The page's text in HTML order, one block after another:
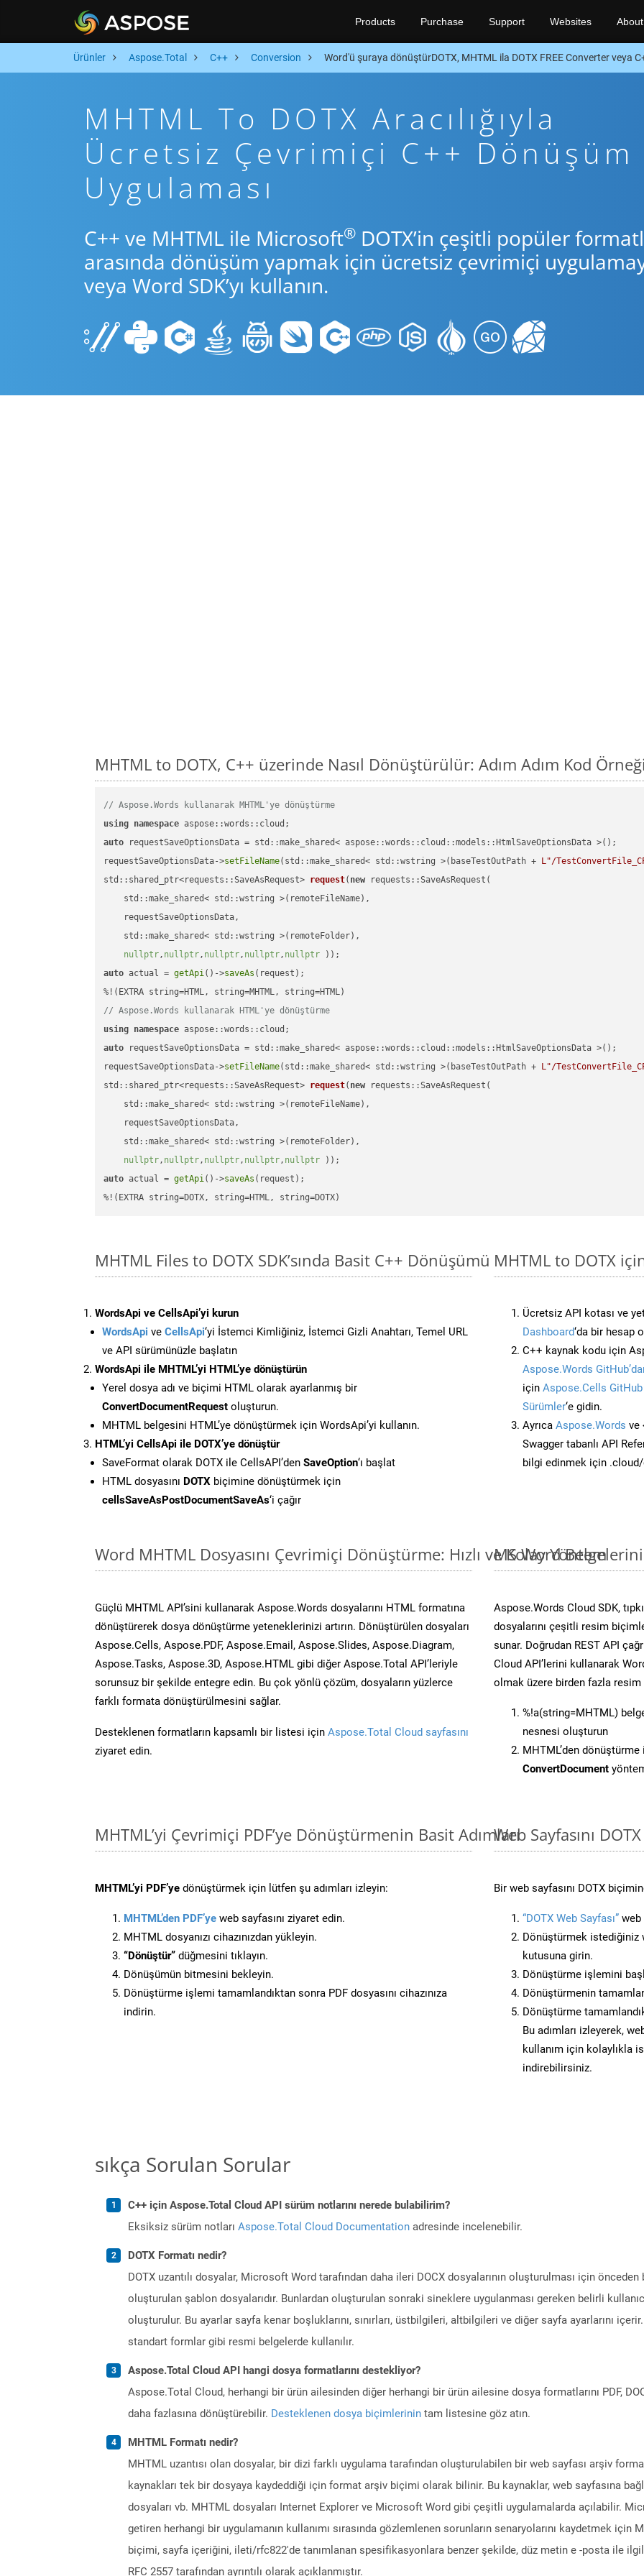
Products Purchase Support Websites About
Ürünler Aspose.Total C++ Conversion Word'ü şuraya dönüştürDOTX, MHTML ila DOTX FREE Converter veya
MHTML To DOTX Aracılığıyla
Ücretsiz Çevrimiçi C++ Dönüşüm
Uygulaması
C++ ve MHTML ile Microsoft® DOTX’in çeşitli popüler
arasında dönüşüm yapmak için ücretsiz çevrimiçi
veya Word SDK’yı kullanın.
MHTML to DOTX, C++ üzerinde Nasıl Dönüştürülür: Adım Adım Kod Örneği
// Aspose.Words kullanarak MHTML'ye dönüştürme
using namespace
auto requestSaveOptionsData = std::make_shared< aspose::words::cloud::models::HtmlSaveOptionsData >();
requestSaveOptionsData->setFileName(std::make_shared< std::wstring >(baseTestOutPath + L"/
std::shared_ptr<requests::SaveAsRequest> request( new requests::SaveAsRequest(
    std::make_shared< std::wstring >(remoteFileName),
    requestSaveOptionsData,
    std::make_shared< std::wstring >(remoteFolder),
nullptr, nullptr, nullptr, nullptr, nullptr ))
auto actual = getApi()->saveAs (request);
// Aspose.Words kullanarak HTML'ye dönüştürme
using namespace
auto requestSaveOptionsData = std::make_shared< aspose::words::cloud::models::HtmlSaveOptionsData >();
requestSaveOptionsData->setFileName(std::make_shared< std::wstring >(baseTestOutPath + L"/
std::shared_ptr<requests::SaveAsRequest> request( new requests::SaveAsRequest(
    std::make_shared< std::wstring >(remoteFileName),
    requestSaveOptionsData,
    std::make_shared< std::wstring >(remoteFolder),
nullptr, nullptr, nullptr, nullptr, nullptr ))
auto actual = getApi()->saveAs (request);
%!(EXTRA string=DOTX, string=HTML, string=DOTX)
MHTML Files to DOTX SDK’sında Basit C++ Dönüşümü
WordsApi ve CellsApi’yi kurun
WordsApi ve CellsApi‘yi İstemci Kimliğiniz, İstemci Gizli Anahtarı, Temel URL
ve API sürümünüzle başlatın
WordsApi ile MHTML’yi HTML’ye dönüştürün
Yerel dosya adı ve biçimi HTML olarak ayarlanmış bir
ConvertDocumentRequest oluşturun.
MHTML belgesini HTML’ye dönüştürmek için WordsApi’yi kullanın.
HTML’yi CellsApi ile DOTX’ye dönüştür
SaveFormat olarak DOTX ile CellsAPI’den SaveOption‘ı başlat
HTML dosyasını DOTX biçimine dönüştürmek için
cellsSaveAsPostDocumentSaveAs‘i çağır
MHTML to DOTX
Ücretsiz API kotası ve
Dashboard‘da bir hesap
C++ kaynak kodu için
Aspose.Words
için Aspose.Cells GitHub
Sürümler‘e gidin.
Ayrıca Aspose.Words ve
Swagger tabanlı API
bilgi edinmek için
Word MHTML Dosyasını Çevrimiçi Dönüştürme: Hızlı ve Kolay Yöntem
Güçlü MHTML API’sini kullanarak Aspose.Words dosyalarını HTML formatına
dönüştürerek dosya dönüştürme yeteneklerinizi artırın. Dönüştürülen dosyaları
Aspose.Cells, Aspose.PDF, Aspose.Email, Aspose.Slides, Aspose.Diagram,
Aspose.Tasks, Aspose.3D, Aspose.HTML gibi diğer Aspose.Total API’leriyle
sorunsuz bir şekilde entegre edin. Bu çok yönlü çözüm, dosyaların yüzlerce
farklı formata dönüştürülmesini sağlar.
Desteklenen formatların kapsamlı bir listesi için Aspose.Total Cloud sayfasını
ziyaret edin.
MS Word
Aspose.Words Cloud SDK,
dosyalarını çeşitli resim
sunar. Doğrudan REST API
Cloud API’lerini kullanarak
olmak üzere birden fazla
%!a(string=MHTML)
nesnesi oluşturun
MHTML’den
ConvertDocument
MHTML’yi Çevrimiçi PDF’ye Dönüştürmenin Basit Adımları
MHTML’yi PDF’ye dönüştürmek için lütfen şu adımları izleyin:
MHTML’den PDF’ye web sayfasını ziyaret edin.
MHTML dosyanızı cihazınızdan yükleyin.
“Dönüştür” düğmesini tıklayın.
Dönüşümün bitmesini bekleyin.
Dönüştürme işlemi tamamlandıktan sonra PDF dosyasını cihazınıza
indirin.
Web Sayfasını
Bir web sayfasını DOTX
“DOTX Web Sayfası” web
Dönüştürmek istediğiniz
kutusuna girin.
Dönüştürme işlemini
Dönüştürmenin
Dönüştürme
Bu adımları izleyerek,
kullanım için kolaylıkla
indirebilirsiniz.
sıkça Sorulan Sorular
C++ için Aspose.Total Cloud API sürüm notlarını nerede bulabilirim?
Eksiksiz sürüm notları Aspose.Total Cloud Documentation adresinde incelenebilir.
DOTX Formatı nedir?
DOTX uzantılı dosyalar, Microsoft Word tarafından daha ileri DOCX dosyalarının oluşturulması için
oluşturulan şablon dosyalarıdır. Bunlardan oluşturulan sonraki sineklere uygulanması gereken belirli
oluşturulur. Bu ayarlar sayfa kenar boşluklarını, sınırları, üstbilgileri, altbilgileri ve diğer sayfa ayarlarını
standart formlar gibi resmi belgelerde kullanılır.
Aspose.Total Cloud API hangi dosya formatlarını destekliyor?
Aspose.Total Cloud, herhangi bir ürün ailesinden diğer herhangi bir ürün ailesine dosya formatlarını PDF,
daha fazlasına dönüştürebilir. Desteklenen dosya biçimlerinin tam listesine göz atın.
MHTML Formatı nedir?
MHTML uzantısı olan dosyalar, bir dizi farklı uygulama tarafından oluşturulabilen bir web sayfası arşiv
kaynakları tek bir dosyaya kaydeddiği için format arşiv biçimi olarak bilinir. Bu kaynaklar, web sayfasına
dosyaları vb. MHTML dosyaları Internet Explorer ve Microsoft Word gibi çeşitli uygulamalarda açılabilir.
getiren herhangi bir uygulamanın kullanımı sırasında gözlemlenen sorunların senaryolarını kaydetmek
biçimi, sayfa içeriğini, ileti/rfc822'de tanımlanan spesifikasyonlara benzer şekilde, düz metin e -posta ile
RFC 2557 tarafından ayrıntılı olarak açıklanmıştır.